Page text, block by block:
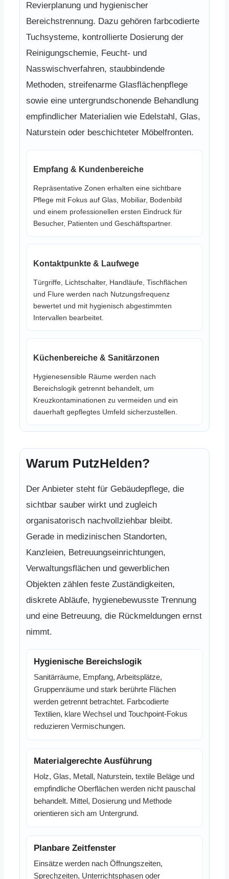
Revierplanung und hygienischer
Bereichstrennung. Dazu gehören farbcodierte
Tuchsysteme, kontrollierte Dosierung der
Reinigungschemie, Feucht- und
Nasswischverfahren, staubbindende
Methoden, streifenarme Glasflächenpflege
sowie eine untergrundschonende Behandlung
empfindlicher Materialien wie Edelstahl, Glas,
Naturstein oder beschichteter Möbelfronten.
Empfang & Kundenbereiche
Repräsentative Zonen erhalten eine sichtbare
Pflege mit Fokus auf Glas, Mobiliar, Bodenbild
und einem professionellen ersten Eindruck für
Besucher, Patienten und Geschäftspartner.
Kontaktpunkte & Laufwege
Türgriffe, Lichtschalter, Handläufe, Tischflächen
und Flure werden nach Nutzungsfrequenz
bewertet und mit hygienisch abgestimmten
Intervallen bearbeitet.
Küchenbereiche & Sanitärzonen
Hygienesensible Räume werden nach
Bereichslogik getrennt behandelt, um
Kreuzkontaminationen zu vermeiden und ein
dauerhaft gepflegtes Umfeld sicherzustellen.
Warum PutzHelden?
Der Anbieter steht für Gebäudepflege, die
sichtbar sauber wirkt und zugleich
organisatorisch nachvollziehbar bleibt.
Gerade in medizinischen Standorten,
Kanzleien, Betreuungseinrichtungen,
Verwaltungsflächen und gewerblichen
Objekten zählen feste Zuständigkeiten,
diskrete Abläufe, hygienebewusste Trennung
und eine Betreuung, die Rückmeldungen ernst
nimmt.
Hygienische Bereichslogik
Sanitärräume, Empfang, Arbeitsplätze,
Gruppenräume und stark berührte Flächen
werden getrennt betrachtet. Farbcodierte
Textilien, klare Wechsel und Touchpoint-Fokus
reduzieren Vermischungen.
Materialgerechte Ausführung
Holz, Glas, Metall, Naturstein, textile Beläge und
empfindliche Oberflächen werden nicht pauschal
behandelt. Mittel, Dosierung und Methode
orientieren sich am Untergrund.
Planbare Zeitfenster
Einsätze werden nach Öffnungszeiten,
Sprechzeiten, Unterrichtsphasen oder